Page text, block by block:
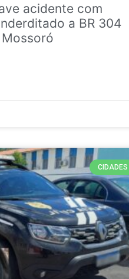
acidente com
a BR 304
CIDADES